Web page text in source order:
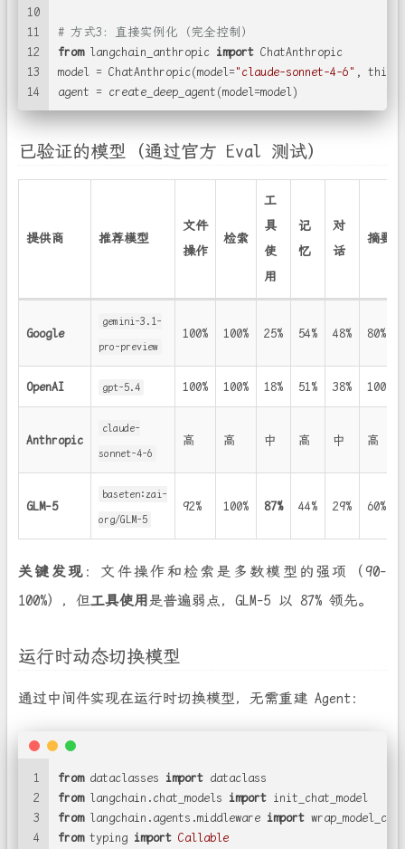
10
11
12
13
14
# 方式3：直接实例化（完全控制）
from langchain_anthropic import ChatAnthropic
model = ChatAnthropic(model="claude-sonnet-4-6" ,
agent = create_deep_agent(model=model)
已验证的模型（通过官方 Eval 测试）
提供商 推荐模型
文件
操作
检索
工
具
使
用
记
忆
对
话
摘要
Google
gemini-3.1-
pro-preview
100% 100% 25% 54% 48% 80%
OpenAI gpt-5.4 100% 100% 18% 51% 38% 100%
Anthropic
claude-
sonnet-4-6
高 高 中 高 中 高
GLM-5
baseten:zai-
org/GLM-5
92% 100% 87% 44% 29% 60%
关键发现 ：文件操作和检索是多数模型的强项（90-
100%），但工具使用是普遍弱点，GLM-5 以 87% 领先。
运行时动态切换模型
通过中间件实现在运行时切换模型，无需重建 Agent：
1
2
3
4
from dataclasses import dataclass
from langchain.chat_models import init_chat_model
from langchain.agents.middleware import
from typing import Callable